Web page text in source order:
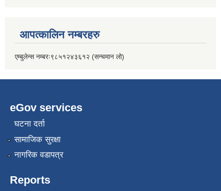
आपत्कालिन नम्बरहरु
एम्बुलेन्स नम्बरः९८५१२४३६१२ (सन्चमान लो)
eGov services
घटना दर्ता
सामाजिक सुरक्षा
नागरिक वडापत्र
Reports